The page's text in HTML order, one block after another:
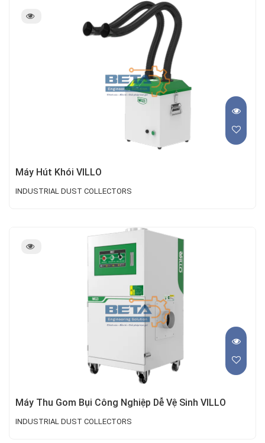
Máy Hút Khói VILLO
INDUSTRIAL DUST COLLECTORS
Máy Thu Gom Bụi Công Nghiệp Dễ Vệ Sinh VILLO
INDUSTRIAL DUST COLLECTORS